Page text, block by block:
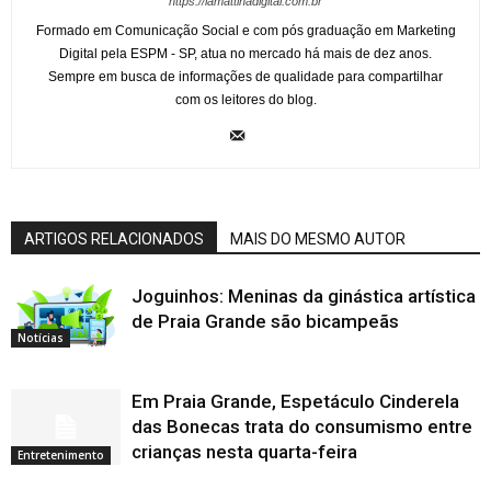
Formado em Comunicação Social e com pós graduação em Marketing
Digital pela ESPM - SP, atua no mercado há mais de dez anos.
Sempre em busca de informações de qualidade para compartilhar
com os leitores do blog.
ARTIGOS RELACIONADOS MAIS DO MESMO AUTOR
Notícias
Joguinhos: Meninas da ginástica artística
de Praia Grande são bicampeãs
Entretenimento
Em Praia Grande, Espetáculo Cinderela
das Bonecas trata do consumismo entre
crianças nesta quarta-feira